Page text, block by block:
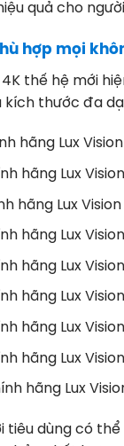
quả cho
hợp mọi
thế hệ mới
kích thước đa
hãng Lux Vision
hãng Lux Vision
hãng Lux Vision
hãng Lux Vision
hãng Lux Vision
hãng Lux Vision
hãng Lux Vision
hãng Lux Vision
hãng Lux
tiêu dùng có